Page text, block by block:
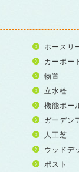
ホースリ
カーポー
物置
立水栓
機能ポー
ガーデン
人工芝
ウッドデ
ポスト